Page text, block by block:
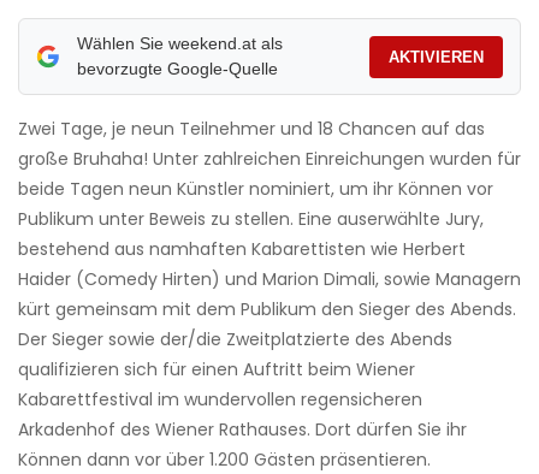
Wählen Sie weekend.at als
bevorzugte Google-Quelle
AKTIVIEREN
Zwei Tage, je neun Teilnehmer und 18 Chancen auf das
große Bruhaha! Unter zahlreichen Einreichungen wurden für
beide Tagen neun Künstler nominiert, um ihr Können vor
Publikum unter Beweis zu stellen. Eine auserwählte Jury,
bestehend aus namhaften Kabarettisten wie Herbert
Haider (Comedy Hirten) und Marion Dimali, sowie Managern
kürt gemeinsam mit dem Publikum den Sieger des Abends.
Der Sieger sowie der/die Zweitplatzierte des Abends
qualifizieren sich für einen Auftritt beim Wiener
Kabarettfestival im wundervollen regensicheren
Arkadenhof des Wiener Rathauses. Dort dürfen Sie ihr
Können dann vor über 1.200 Gästen präsentieren.